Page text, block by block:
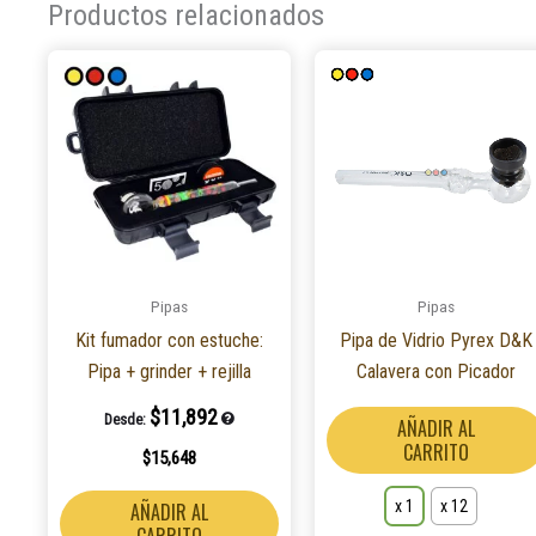
Productos relacionados
Pipas
Kit fumador con estuche:
Pipa + grinder + rejilla
Desde: $11,892
$15,648
AÑADIR AL
Pipas
Pipa de Vidrio Pyrex D&K
Calavera con Picador
AÑADIR AL
CARRITO
x 1 x 12